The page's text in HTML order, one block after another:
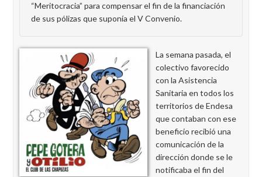
“Meritocracia” para compensar el fin de la financiación
de sus pólizas que suponía el V Convenio.
La semana pasada, el
colectivo favorecido
con la Asistencia
Sanitaria en todos los
territorios de Endesa
que contaban con ese
beneficio recibió una
comunicación de la
dirección donde se le
notificaba el fin del